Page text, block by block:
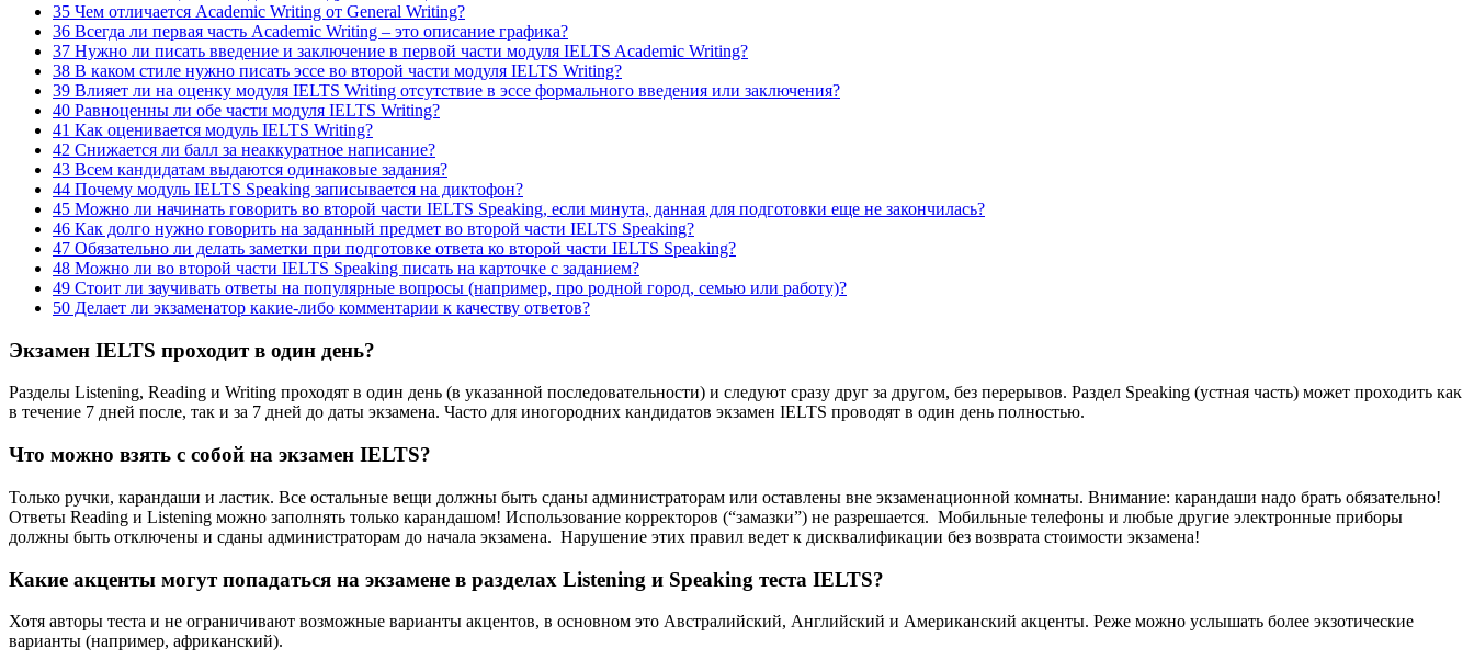
35 Чем отличается Academic Writing от General Writing?
36 Всегда ли первая часть Academic Writing – это описание графика?
37 Нужно ли писать введение и заключение в первой части модуля IELTS Academic Writing?
38 В каком стиле нужно писать эссе во второй части модуля IELTS Writing?
39 Влияет ли на оценку модуля IELTS Writing отсутствие в эссе формального введения или заключения?
40 Равноценны ли обе части модуля IELTS Writing?
41 Как оценивается модуль IELTS Writing?
42 Снижается ли балл за неаккуратное написание?
43 Всем кандидатам выдаются одинаковые задания?
44 Почему модуль IELTS Speaking записывается на диктофон?
45 Можно ли начинать говорить во второй части IELTS Speaking, если минута, данная для подготовки еще не закончилась?
46 Как долго нужно говорить на заданный предмет во второй части IELTS Speaking?
47 Обязательно ли делать заметки при подготовке ответа ко второй части IELTS Speaking?
48 Можно ли во второй части IELTS Speaking писать на карточке с заданием?
49 Стоит ли заучивать ответы на популярные вопросы (например, про родной город, семью или работу)?
50 Делает ли экзаменатор какие-либо комментарии к качеству ответов?
Экзамен IELTS проходит в один день?
Разделы Listening, Reading и Writing проходят в один день (в указанной последовательности) и следуют сразу друг за другом, без перерывов. Раздел Speaking (устная часть) может проходить как
в течение 7 дней после, так и за 7 дней до даты экзамена. Часто для иногородних кандидатов экзамен IELTS проводят в один день полностью.
Что можно взять с собой на экзамен IELTS?
Только ручки, карандаши и ластик. Все остальные вещи должны быть сданы администраторам или оставлены вне экзаменационной комнаты. Внимание: карандаши надо брать обязательно!
Ответы Reading и Listening можно заполнять только карандашом! Использование корректоров (“замазки”) не разрешается. Мобильные телефоны и любые другие электронные приборы
должны быть отключены и сданы администраторам до начала экзамена. Нарушение этих правил ведет к дисквалификации без возврата стоимости экзамена!
Какие акценты могут попадаться на экзамене в разделах Listening и Speaking теста IELTS?
Хотя авторы теста и не ограничивают возможные варианты акцентов, в основном это Австралийский, Английский и Американский акценты. Реже можно услышать более экзотические
варианты (например, африканский).